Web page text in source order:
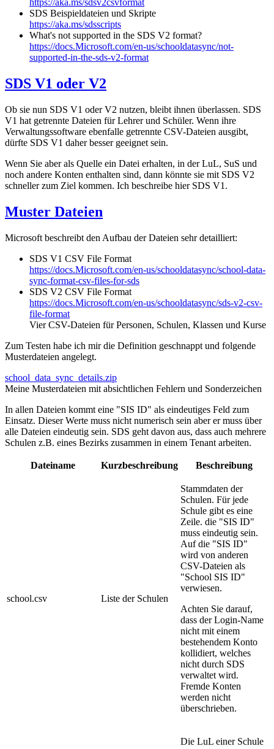
https://aka.ms/sdsv2csvformat
SDS Beispieldateien und Skripte
https://aka.ms/sdsscripts
What's not supported in the SDS V2 format?
https://docs.Microsoft.com/en-us/schooldatasync/not-
supported-in-the-sds-v2-format
SDS V1 oder V2
Ob sie nun SDS V1 oder V2 nutzen, bleibt ihnen überlassen. SDS
V1 hat getrennte Dateien für Lehrer und Schüler. Wenn ihre
Verwaltungssoftware ebenfalle getrennte CSV-Dateien ausgibt,
dürfte SDS V1 daher besser geeignet sein.
Wenn Sie aber als Quelle ein Datei erhalten, in der LuL, SuS und
noch andere Konten enthalten sind, dann könnte sie mit SDS V2
schneller zum Ziel kommen. Ich beschreibe hier SDS V1.
Muster Dateien
Microsoft beschreibt den Aufbau der Dateien sehr detailliert:
SDS V1 CSV File Format
https://docs.Microsoft.com/en-us/schooldatasync/school-data-
sync-format-csv-files-for-sds
SDS V2 CSV File Format
https://docs.Microsoft.com/en-us/schooldatasync/sds-v2-csv-
file-format
Vier CSV-Dateien für Personen, Schulen, Klassen und Kurse
Zum Testen habe ich mir die Definition geschnappt und folgende
Musterdateien angelegt.
school_data_sync_details.zip
Meine Musterdateien mit absichtlichen Fehlern und Sonderzeichen
In allen Dateien kommt eine "SIS ID" als eindeutiges Feld zum
Einsatz. Dieser Werte muss nicht numerisch sein aber er muss über
alle Dateien eindeutig sein. SDS geht davon aus, dass auch mehrere
Schulen z.B. eines Bezirks zusammen in einem Tenant arbeiten.
Dateiname Kurzbeschreibung Beschreibung
school.csv Liste der Schulen
Stammdaten der
Schulen. Für jede
Schule gibt es eine
Zeile. die "SIS ID"
muss eindeutig sein.
Auf die "SIS ID"
wird von anderen
CSV-Dateien als
"School SIS ID"
verwiesen.
Achten Sie darauf,
dass der Login-Name
nicht mit einem
bestehendem Konto
kollidiert, welches
nicht durch SDS
verwaltet wird.
Fremde Konten
werden nicht
überschrieben.
Die LuL einer Schule